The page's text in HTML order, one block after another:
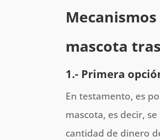
mascota
1.- Primera
En testamento, es
mascota, es decir,
cantidad de dinero